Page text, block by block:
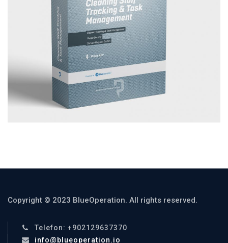
Copyright © 2023 BlueOperation. All rights reserved.
Telefon: +902129637370
info@blueoperation.io